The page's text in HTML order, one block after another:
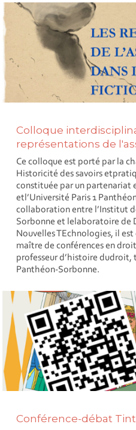
Colloque
représentations de
Ce colloque est porté par la
Historicité des savoirs
constituée par un partenariat
etl’Université Paris 1
collaboration entre l’Institut
Sorbonne et lelaboratoire de
Nouvelles TEchnologies, il
maître de conférences en
professeur d’histoire dudroit,
Panthéon-Sorbonne.
Conférence-débat